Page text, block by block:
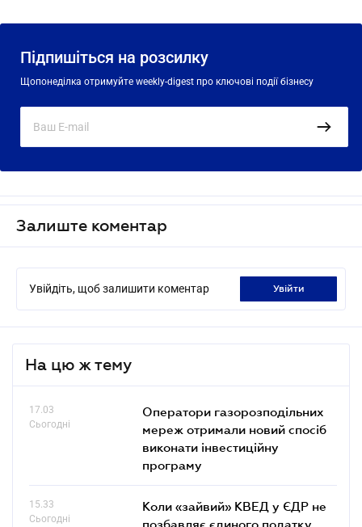
Підпишіться на розсилку
Щопонеділка отримуйте weekly-digest про ключові події бізнесу
Залиште коментар
Увійдіть, щоб залишити коментар увійти
На цю ж тему
17.03
Сьогодні
Оператори газорозподільних
мереж отримали новий спосіб
виконати інвестиційну
програму
15.33
Сьогодні
Коли «зайвий» КВЕД у ЄДР не
позбавляє єдиного податку